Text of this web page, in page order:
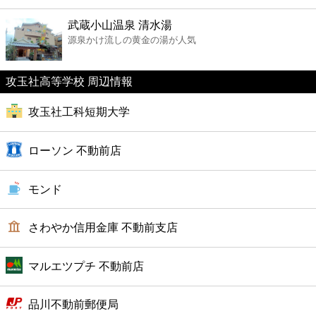
ファーストフード
カフェ
ショッピング
銀行
公共
ホテル
武蔵小山温泉 清水湯
源泉かけ流しの黄金の湯が人気
攻玉社高等学校 周辺情報
攻玉社工科短期大学
ローソン 不動前店
モンド
さわやか信用金庫 不動前支店
マルエツプチ 不動前店
品川不動前郵便局